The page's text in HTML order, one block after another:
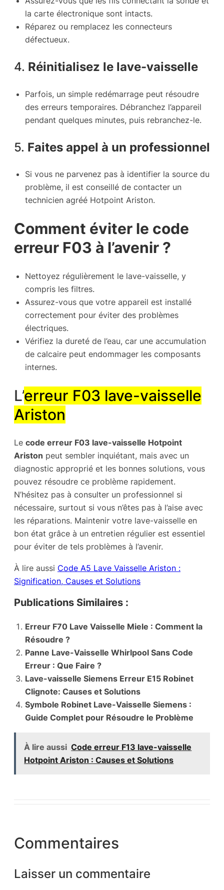
la carte électronique sont intacts.
Réparez ou remplacez les connecteurs
défectueux.
4. Réinitialisez le lave-vaisselle
Parfois, un simple redémarrage peut résoudre
des erreurs temporaires. Débranchez l’appareil
pendant quelques minutes, puis rebranchez-le.
5. Faites appel à un professionnel
Si vous ne parvenez pas à identifier la source du
problème, il est conseillé de contacter un
technicien agréé Hotpoint Ariston.
Comment éviter le code
erreur F03 à l’avenir ?
Nettoyez régulièrement le lave-vaisselle, y
compris les filtres.
Assurez-vous que votre appareil est installé
correctement pour éviter des problèmes
électriques.
Vérifiez la dureté de l’eau, car une accumulation
de calcaire peut endommager les composants
internes.
L’erreur F03 lave-vaisselle
Ariston
Le code erreur F03 lave-vaisselle Hotpoint
Ariston peut sembler inquiétant, mais avec un
diagnostic approprié et les bonnes solutions, vous
pouvez résoudre ce problème rapidement.
N’hésitez pas à consulter un professionnel si
nécessaire, surtout si vous n’êtes pas à l’aise avec
les réparations. Maintenir votre lave-vaisselle en
bon état grâce à un entretien régulier est essentiel
pour éviter de tels problèmes à l’avenir.
À lire aussi Code A5 Lave Vaisselle Ariston :
Signification, Causes et Solutions
Publications Similaires :
Erreur F70 Lave Vaisselle Miele : Comment la
Résoudre ?
Panne Lave-Vaisselle Whirlpool Sans Code
Erreur : Que Faire ?
Lave-vaisselle Siemens Erreur E15 Robinet
Clignote: Causes et Solutions
Symbole Robinet Lave-Vaisselle Siemens :
Guide Complet pour Résoudre le Problème
À lire aussi Code erreur F13 lave-vaisselle
Hotpoint Ariston : Causes et Solutions
Commentaires
Laisser un commentaire